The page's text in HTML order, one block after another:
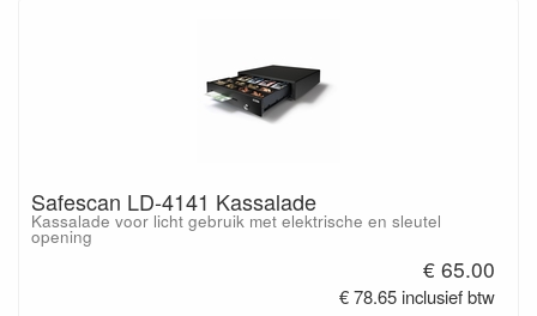
Safescan LD-4141 Kassalade
Kassalade voor licht gebruik met elektrische en sleutel
opening
€ 65.00
€ 78.65 inclusief btw